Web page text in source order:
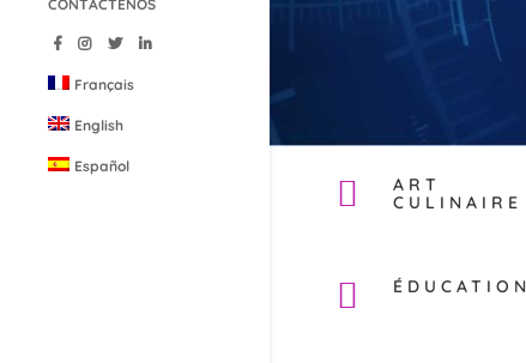
CONTÁCTENOS
Français
English
Español
ART
CULINAIRE
ÉDUCATION